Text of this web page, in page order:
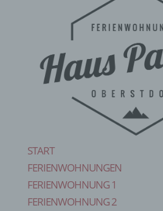
START
FERIENWOHNUNGEN
FERIENWOHNUNG 1
FERIENWOHNUNG 2